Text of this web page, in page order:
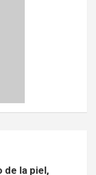
de la piel,